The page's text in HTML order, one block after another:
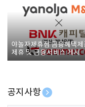
야놀자제휴점 금융혜택제
제휴 및 금융서비스 게시
공지사항
[호텔업] 개인정보 처리방침 개